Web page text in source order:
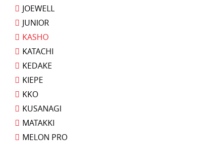
JOEWELL
JUNIOR
KASHO
KATACHI
KEDAKE
KIEPE
KKO
KUSANAGI
MATAKKI
MELON PRO